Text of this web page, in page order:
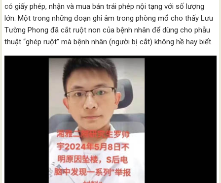
có giấy phép, nhận và mua bán trái phép nội tạng với số lượng
lớn. Một trong những đoạn ghi âm trong phòng mổ cho thấy Lưu
Tường Phong đã cắt ruột non của bệnh nhân để dùng cho phẫu
thuật “ghép ruột” mà bệnh nhân (người bị cắt) không hề hay biết.